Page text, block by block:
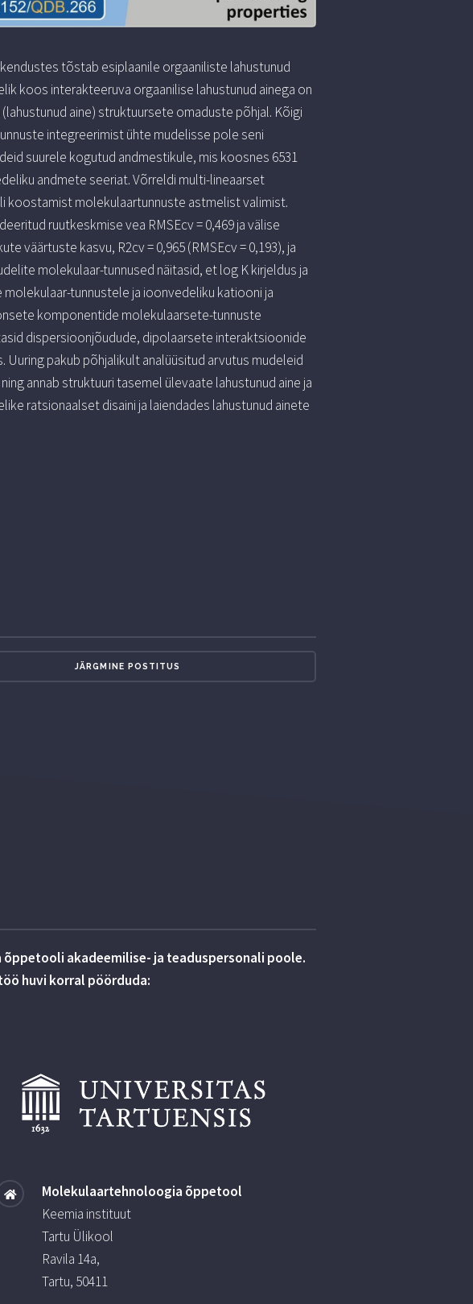
tõstab esiplaanile orgaaniliste lahustunud
koos interakteeruva orgaanilise lahustunud ainega on
aine) struktuursete omaduste põhjal. Kõigi
integreerimist ühte mudelisse pole seni
suurele kogutud andmestikule, mis koosnes 6531
andmete seeriat. Võrreldi multi-lineaarset
koostamist molekulaartunnuste astmelist valimist.
ruutkeskmise vea RMSEcv = 0,469 ja välise
väärtuste kasvu, R2cv = 0,965 (RMSEcv = 0,193), ja
molekulaar-tunnused näitasid, et log K kirjeldus ja
tunnustele ja ioonvedeliku katiooni ja
komponentide molekulaarsete-tunnuste
dispersioonjõudude, dipolaarsete interaktsioonide
pakub põhjalikult analüüsitud arvutus mudeleid
annab struktuuri tasemel ülevaate lahustunud aine ja
ratsionaalset disaini ja laiendades lahustunud ainete
JÄRGMINE POSTITUS
akadeemilise- ja teaduspersonali poole.
huvi korral pöörduda:
Molekulaartehnoloogia õppetool
Keemia instituut
Tartu Ülikool
Ravila 14a,
Tartu, 50411